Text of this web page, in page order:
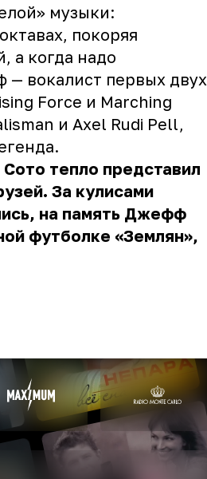
музыки:
покоряя
а когда надо
— вокалист первых двух
Force и Marching
и Axel Rudi Pell,
тепло представил
За кулисами
на память Джефф
футболке «Землян»,